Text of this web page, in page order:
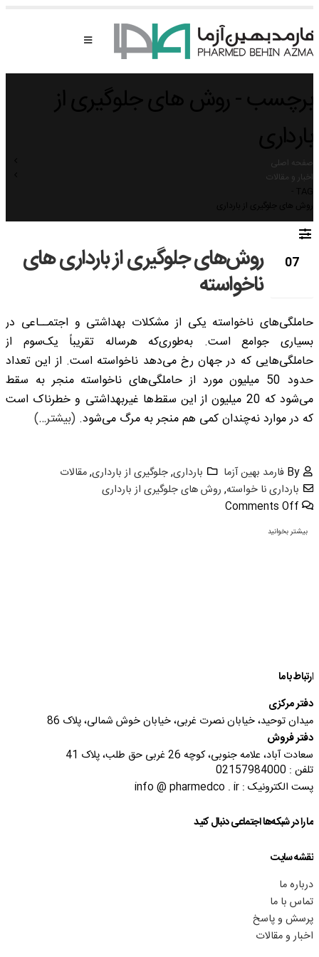
صفحه اصلی
اخبار و مقالات
07 روش‌های جلوگیری از بارداری های
ناخواسته
حاملگی‌های ناخواسته یکی از مشکلات بهداشتی و اجتمــاعی در
بسیاری جوامع است. به‌طوری‌که هرساله تقریباً یک‌سوم از
حاملگی‌هایی که در جهان رخ می‌دهد ناخواسته است. از این تعداد
حدود 50 میلیون مورد از حاملگی‌های ناخواسته منجر به سقط
می‌شود که 20 میلیون از این سقط‌ها غیربهداشتی و خطرناک است
که در موارد نه‌چندان کمی هم منجر به مرگ می‌شود. (بیشتر…)
By فارمد بهین آزما بارداری,جلوگیری از بارداری,مقالات
بارداری نا خواسته, روش های جلوگیری از بارداری
Comments Off
بیشتر بخوانید
ارتباط با ما
دفتر مرکزی
میدان توحید، خیابان نصرت غربی، خیابان خوش شمالی، پلاک 86
دفتر فروش
سعادت آباد، علامه جنوبی، کوچه 26 غربی حق طلب، پلاک 41
تلفن : 02157984000
پست الکترونیک : info @ pharmedco . ir
ما را در شبکه‌ها اجتماعی دنبال کنید
نقشه سایت
درباره ما
تماس با ما
پرسش و پاسخ
اخبار و مقالات